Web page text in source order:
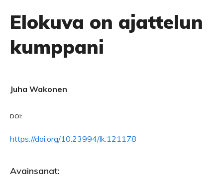
Elokuva on ajattelun
kumppani
Juha Wakonen
DOI:
https://doi.org/10.23994/lk.121178
Avainsanat: